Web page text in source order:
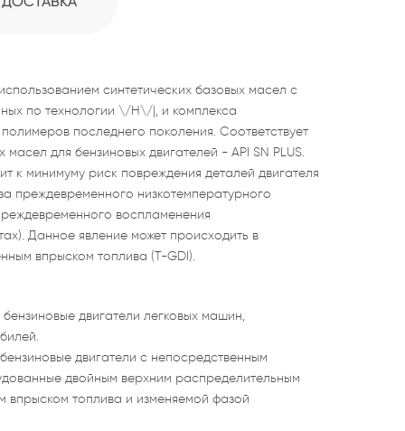
синтетических базовых масел с
по технологии \/Н\/|, и комплекса
последнего поколения. Соответствует
для бензиновых двигателей - API SN PLUS.
к минимуму риск повреждения деталей двигателя
преждевременного низкотемпературного
воспламенения
Данное явление может происходить в
впрыском топлива (T-GDI).
двигатели легковых машин,
двигатели с непосредственным
двойным верхним распределительным
топлива и изменяемой фазой